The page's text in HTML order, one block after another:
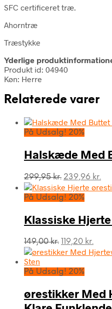
SFC certificeret træ.
Ahorntræ
Træstykke
Yderlige
Produkt id: 04940
Køn: Herre
Relaterede varer
På Udsalg! 20%
Halskæde Med
299,95kr. Den
oprindelige
pris
299,95 kr..
239,96 kr.
På Udsalg! 20%
Klassiske
149,00kr. Den
oprindelige
var:
119,20 kr.
På Udsalg! 20%
ørestikker Med